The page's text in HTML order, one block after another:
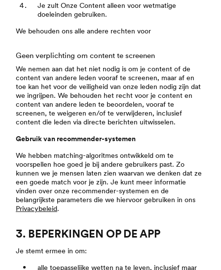
Je zult Onze Content alleen voor wetmatige
doeleinden gebruiken.
We behouden ons alle andere rechten voor
Geen verplichting om content te screenen
We nemen aan dat het niet nodig is om je content of de
content van andere leden vooraf te screenen, maar af en
toe kan het voor de veiligheid van onze leden nodig zijn dat
we ingrijpen. We behouden het recht voor je content en
content van andere leden te beoordelen, vooraf te
screenen, te weigeren en/of te verwijderen, inclusief
content die leden via directe berichten uitwisselen.
Gebruik van recommender-systemen
We hebben matching-algoritmes ontwikkeld om te
voorspellen hoe goed je bij andere gebruikers past. Zo
kunnen we je mensen laten zien waarvan we denken dat ze
een goede match voor je zijn. Je kunt meer informatie
vinden over onze recommender-systemen en de
belangrijkste parameters die we hiervoor gebruiken in ons
Privacybeleid.
3. BEPERKINGEN OP DE APP
Je stemt ermee in om:
alle toepasselijke wetten na te leven, inclusief maar